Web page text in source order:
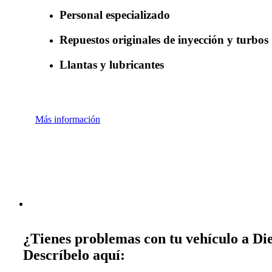
Personal especializado
Repuestos originales de inyección y turbos
Llantas y lubricantes
Más información
¿Tienes problemas con tu vehículo a
Descríbelo aquí: